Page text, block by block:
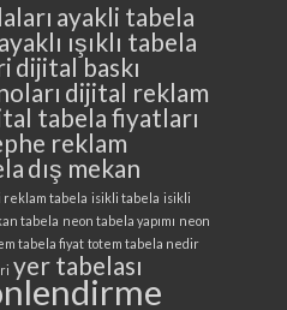
ayakli tabela
ayaklı ışıklı tabela
dijital baskı
dijital reklam
tabela fiyatları
reklam
dış mekan
reklam tabela isikli tabela isikli
tabela neon tabela yapımı neon
tabela fiyat totem tabela nedir
yer tabelası